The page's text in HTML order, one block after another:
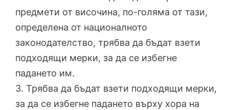
предмети от височина, по-голяма от тази,
определена от националното
законодателство, трябва да бъдат взети
подходящи мерки, за да се избегне
падането им.
3. Трябва да бъдат взети подходящи мерки,
за да се избегне падането върху хора на